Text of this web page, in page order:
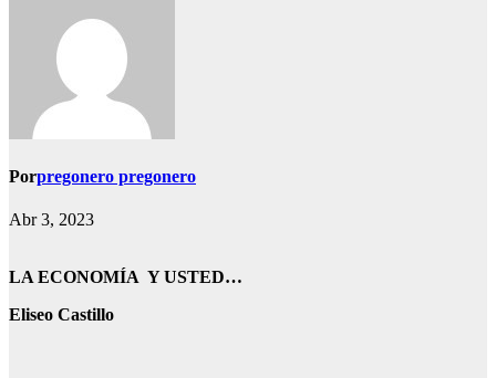
Porpregonero pregonero
Abr 3, 2023
LA ECONOMÍA Y USTED…
Eliseo Castillo